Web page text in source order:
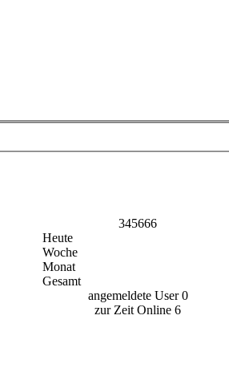
345666
Heute
Woche
Monat
Gesamt
angemeldete User 0
zur Zeit Online 6